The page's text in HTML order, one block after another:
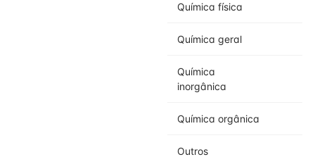
Química física
Química geral
Química
inorgânica
Química orgânica
Outros